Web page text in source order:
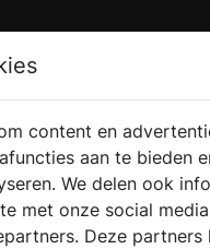
content en
aan te bieden
We delen ook
met onze social
Deze partners